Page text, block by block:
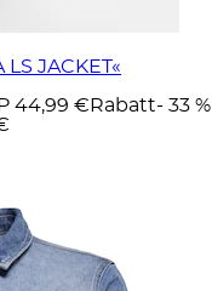
JACKET«
44,99 € Rabatt- 33 %